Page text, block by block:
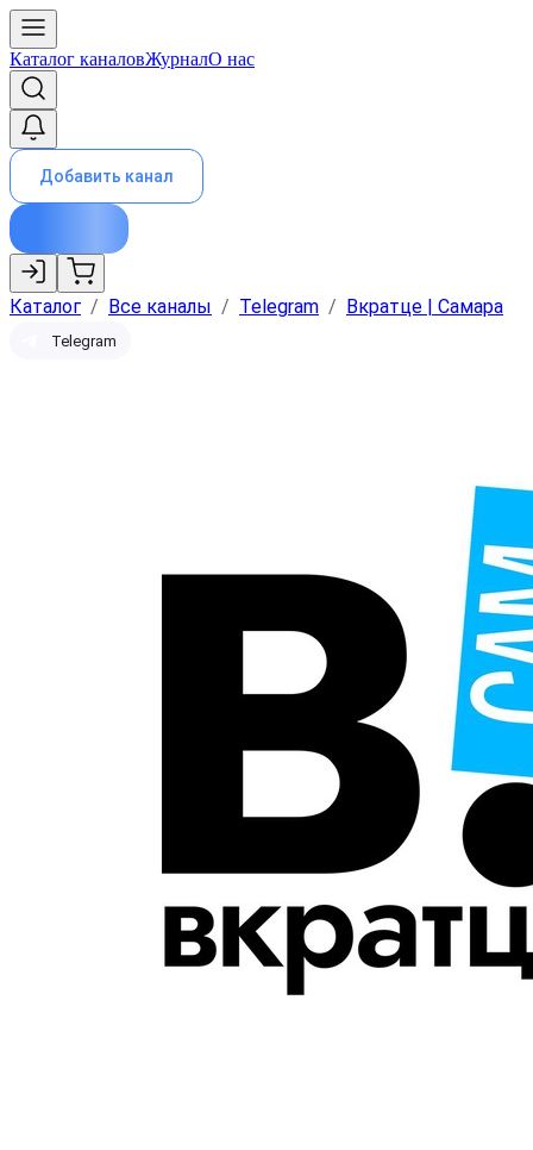
Каталог каналовЖурналО нас
Добавить канал
Каталог / Все каналы / Telegram / Вкратце | Самара
Telegram